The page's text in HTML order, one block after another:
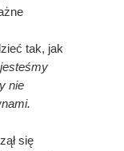
tak, jak
nie
się